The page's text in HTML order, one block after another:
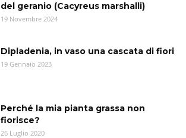
del geranio (Cacyreus marshalli)
19 Novembre 2024
Dipladenia, in vaso una cascata di fiori
19 Gennaio 2023
Perché la mia pianta grassa non
fiorisce?
26 Luglio 2020